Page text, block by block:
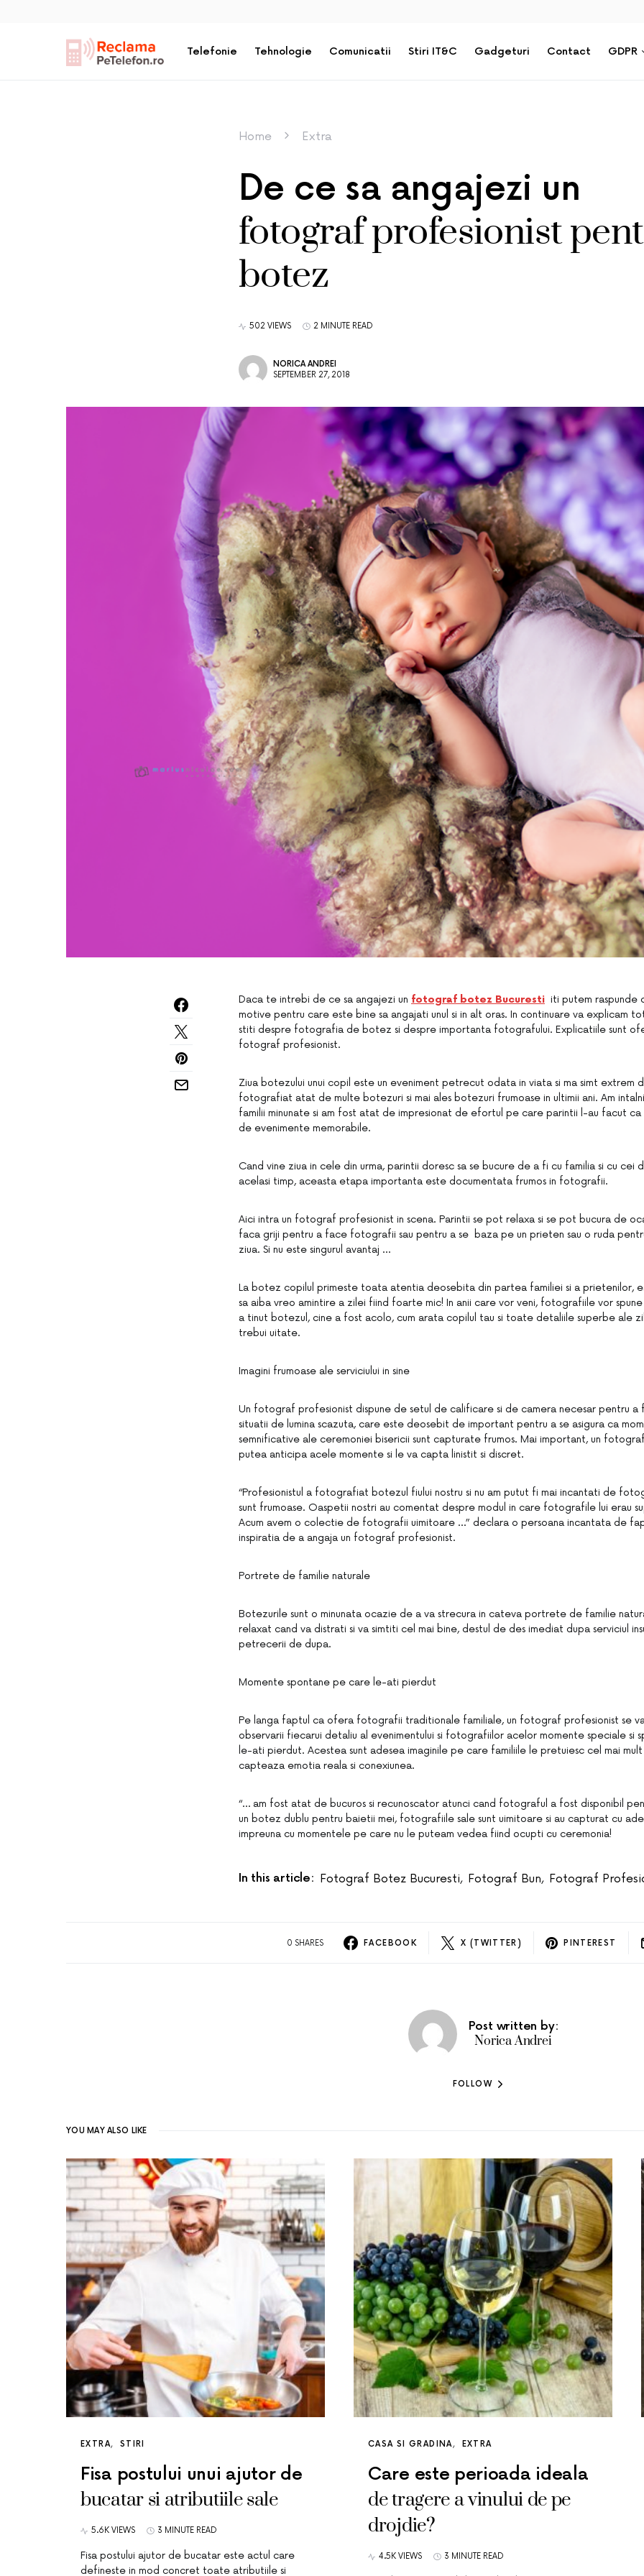
Telefonie Tehnologie Comunicatii Stiri IT&C Gadgeturi Contact GDPR
Home Extra
De ce sa angajezi un
fotograf profesionist
botez
502 VIEWS 2 MINUTE READ
NORICA ANDREI
SEPTEMBER 27, 2018
Daca te intrebi de ce sa angajezi un fotograf botez Bucuresti iti putem raspunde
motive pentru care este bine sa angajati unul si in alt oras. In continuare va explicam
stiti despre fotografia de botez si despre importanta fotografului. Explicatiile sunt
fotograf profesionist.
Ziua botezului unui copil este un eveniment petrecut odata in viata si ma simt extrem
fotografiat atat de multe botezuri si mai ales botezuri frumoase in ultimii ani. Am
familii minunate si am fost atat de impresionat de efortul pe care parintii l-au facut
de evenimente memorabile.
Cand vine ziua in cele din urma, parintii doresc sa se bucure de a fi cu familia si cu cei
acelasi timp, aceasta etapa importanta este documentata frumos in fotografii.
Aici intra un fotograf profesionist in scena. Parintii se pot relaxa si se pot bucura de
faca griji pentru a face fotografii sau pentru a se baza pe un prieten sau o ruda
ziua. Si nu este singurul avantaj …
La botez copilul primeste toata atentia deosebita din partea familiei si a prietenilor,
sa aiba vreo amintire a zilei fiind foarte mic! In anii care vor veni, fotografiile vor
a tinut botezul, cine a fost acolo, cum arata copilul tau si toate detaliile superbe ale
trebui uitate.
Imagini frumoase ale serviciului in sine
Un fotograf profesionist dispune de setul de calificare si de camera necesar pentru
situatii de lumina scazuta, care este deosebit de important pentru a se asigura ca
semnificative ale ceremoniei bisericii sunt capturate frumos. Mai important, un
putea anticipa acele momente si le va capta linistit si discret.
“Profesionistul a fotografiat botezul fiului nostru si nu am putut fi mai incantati de
sunt frumoase. Oaspetii nostri au comentat despre modul in care fotografile lui erau
Acum avem o colectie de fotografii uimitoare …” declara o persoana incantata de
inspiratia de a angaja un fotograf profesionist.
Portrete de familie naturale
Botezurile sunt o minunata ocazie de a va strecura in cateva portrete de familie
relaxat cand va distrati si va simtiti cel mai bine, destul de des imediat dupa serviciul
petrecerii de dupa.
Momente spontane pe care le-ati pierdut
Pe langa faptul ca ofera fotografii traditionale familiale, un fotograf profesionist se
observarii fiecarui detaliu al evenimentului si fotografiilor acelor momente speciale si
le-ati pierdut. Acestea sunt adesea imaginile pe care familiile le pretuiesc cel mai
capteaza emotia reala si conexiunea.
“… am fost atat de bucuros si recunoscator atunci cand fotograful a fost disponibil
un botez dublu pentru baietii mei, fotografiile sale sunt uimitoare si au capturat cu
impreuna cu momentele pe care nu le puteam vedea fiind ocupti cu ceremonia!
In this article: Fotograf Botez Bucuresti, Fotograf Bun, Fotograf
0 SHARES FACEBOOK X (TWITTER) PINTEREST
Post written by:
Norica Andrei
FOLLOW
YOU MAY ALSO LIKE
EXTRA STIRI
Fisa postului unui ajutor de
bucatar si atributiile sale
5.6K VIEWS 3 MINUTE READ
Fisa postului ajutor de bucatar este actul care
defineste in mod concret toate atributiile si
CASA SI GRADINA EXTRA
Care este perioada ideala
de tragere a vinului de pe
drojdie?
4.5K VIEWS 3 MINUTE READ